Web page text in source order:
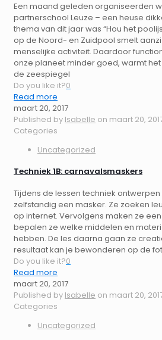
Een maand geleden organiseerden
partnerschool Leuze – een heuse
thema van dit jaar was “Hou het
op de Noord- en Zuidpool smelt
menselijke activiteit. Daardoor
onze planeet minder goed, warmt
de zeespiegel
Do you like it?0
Read more
maart 20, 2017
Published by Isabelle on maart 20,
Categories
Uncategorized
Techniek 1B: carnavalsmaskers
Tijdens de lessen techniek
zelfstandig een masker. Ze zoeken
op internet. Vervolgens maken ze
bepalen ze welke middelen en
hebben. De les daarna gaan ze
resultaat kan je bewonderen op de
Do you like it?0
Read more
maart 20, 2017
Published by Isabelle on maart 20,
Categories
Uncategorized